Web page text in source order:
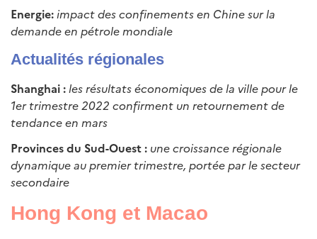
Energie: impact des confinements en Chine sur la
demande en pétrole mondiale
Actualités régionales
Shanghai : les résultats économiques de la ville pour le
1er trimestre 2022 confirment un retournement de
tendance en mars
Provinces du Sud-Ouest : une croissance régionale
dynamique au premier trimestre, portée par le secteur
secondaire
Hong Kong et Macao